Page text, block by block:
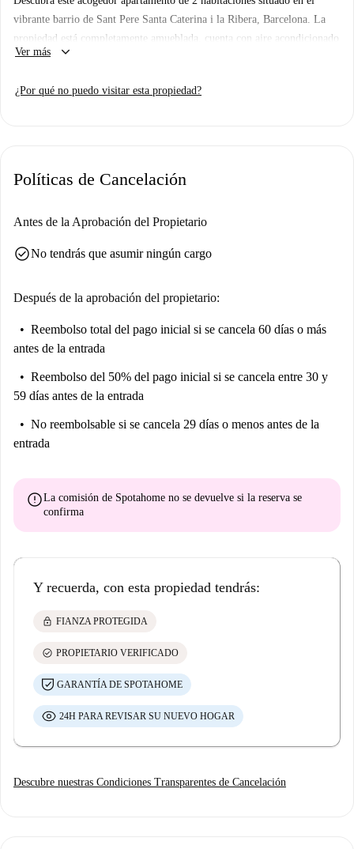
vibrante barrio de Sant Pere Santa Caterina i la Ribera, Barcelona. La
propiedad está completamente amueblada, cuenta con aire acondicionado
individual e incluye wifi, electricidad con límite de consumo, gas y agua
lavavajillas y horno. Tenga en cuenta que no se admiten mascotas ni
distancia a pie, como la Galería Maxo y la Carta Histórica de Barcelona.
Paseo de Lluís Companys, todos ellos en las cercanías. La zona ofrece
entorno ideal para vivir.
Ver más keyboard_arrow_down
¿Por qué no puedo visitar esta propiedad?
Políticas de Cancelación
Antes de la Aprobación del Propietario
check_circleNo tendrás que asumir ningún cargo
Después de la aprobación del propietario:
Reembolso total del pago inicial si se cancela 60 días o más
antes de la entrada
Reembolso del 50% del pago inicial si se cancela entre 30 y
59 días antes de la entrada
No reembolsable si se cancela 29 días o menos antes de la
entrada
errorLa comisión de Spotahome no se devuelve si la reserva se
confirma
Y recuerda, con esta propiedad tendrás:
lock FIANZA PROTEGIDA
check_circle PROPIETARIO VERIFICADO
GARANTÍA DE SPOTAHOME
24H PARA REVISAR SU NUEVO HOGAR
Descubre nuestras Condiciones Transparentes de Cancelación